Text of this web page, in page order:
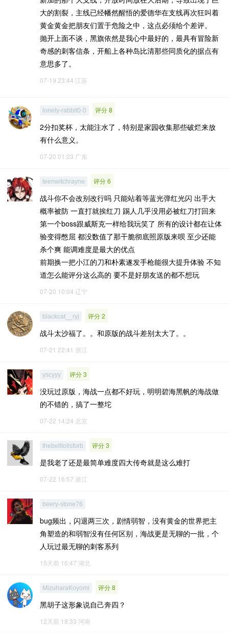
大的割裂，主线已经幡然醒悟的爱德华在支线再次狂叫着
黄金黄金把朋友们置于危险之中，这点必须给个差评。
抛开上面不谈，黑旗依然是我心中最好的，最具有冒险新
奇感的刺客信条，开船上各种岛比清那些同质化的据点有
意思多了。
07-19 23:44 江苏
lonely-rabbit0-0 评分 8
2分扣奖杯，太能注水了，特别是家园收集那些破烂来放
有什么意义。
07-20 01:23 广东
teenwitchrayne 评分 6
战斗你不会改别改行吗 只能站着等蓝光弹红光闪 出手大
概率被防 一直打就挨红刀 踢人几乎没用必被红刀打回来
第一个boss跟威斯克一样给我玩笑了 所有的设计都在让体
验变得憋屈 都没数值了那干脆彻底照原版来呗 至少还能
杀个爽 能调难度是最大的优点
前期换一把小江的刀和朴素遂发手枪能很大提升体验 不知
道怎么能评分这么高的 要不是好朋友送的都不想玩
07-20 10:04 辽宁
blackcat__ryj 评分 2
战斗太沙福了。。和原版的战斗差别太大了。。
07-21 22:41 浙江
yscyyy 评分 3
没玩过原版，海战一点都不好玩，明明碧海黑帆的海战做
的不错的，搞了一整坨
07-22 14:24 北京
thebelltollsforb 评分 3
是我老了还是最简单难度四大传奇就是这么难打
07-22 16:57 浙江
beery-stone76
bug频出，闪退两三次，剧情弱智，没有黄金的世界把主
角塑造的和弱智没有任何区别，海战更是无聊的一批，个
人玩过最无聊的刺客系列
15天前 16:47 湖北
MizuharaKoyomi 评分 8
黑胡子这形象说自己奔四？
12天前 18:33 河南